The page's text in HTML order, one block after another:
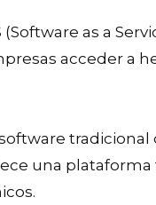
(Software as a
acceder a
una